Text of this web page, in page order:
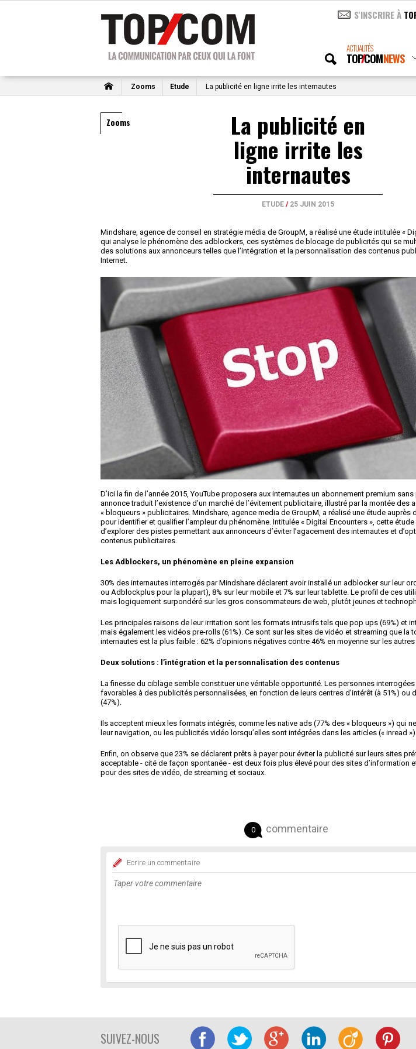
S'INSCRIRE À
ACTUALITÉS
TOPCOMNEWS
Zooms Etude La publicité en ligne irrite les internautes
Zooms La publicité en
ligne irrite les
internautes
ETUDE / 25 JUIN 2015
Mindshare, agence de conseil en stratégie média de GroupM, a réalisé une étude intitulée «
qui analyse le phénomène des adblockers, ces systèmes de blocage de publicités qui se
des solutions aux annonceurs telles que l’intégration et la personnalisation des contenus
Internet.
D’ici la fin de l’année 2015, YouTube proposera aux internautes un abonnement premium
annonce traduit l’existence d’un marché de l’évitement publicitaire, illustré par la montée des
« bloqueurs » publicitaires. Mindshare, agence media de GroupM, a réalisé une étude auprès
pour identifier et qualifier l’ampleur du phénomène. Intitulée « Digital Encounters », cette
d’explorer des pistes permettant aux annonceurs d’éviter l’agacement des internautes et
contenus publicitaires.
Les Adblockers, un phénomène en pleine expansion
30% des internautes interrogés par Mindshare déclarent avoir installé un adblocker sur leur
ou Adblockplus pour la plupart), 8% sur leur mobile et 7% sur leur tablette. Le profil de ces
mais logiquement surpondéré sur les gros consommateurs de web, plutôt jeunes et
Les principales raisons de leur irritation sont les formats intrusifs tels que pop ups (69%) et
mais également les vidéos pre-rolls (61%). Ce sont sur les sites de vidéo et streaming que la
internautes est la plus faible : 62% d’opinions négatives contre 46% en moyenne sur les
Deux solutions : l’intégration et la personnalisation des contenus
La finesse du ciblage semble constituer une véritable opportunité. Les personnes
favorables à des publicités personnalisées, en fonction de leurs centres d’intérêt (à 51%) ou
(47%).
Ils acceptent mieux les formats intégrés, comme les native ads (77% des « bloqueurs ») qui
leur navigation, ou les publicités vidéo lorsqu’elles sont intégrées dans les articles (« inread
Enfin, on observe que 23% se déclarent prêts à payer pour éviter la publicité sur leurs sites
acceptable - cité de façon spontanée - est deux fois plus élevé pour des sites d’information
pour des sites de vidéo, de streaming et sociaux.
0 commentaire
Ecrire un commentaire
SUIVEZ-NOUS